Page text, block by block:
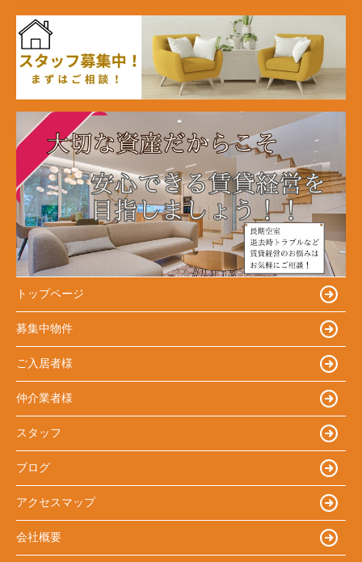
トップページ
募集中物件
ご入居者様
仲介業者様
スタッフ
ブログ
アクセスマップ
会社概要